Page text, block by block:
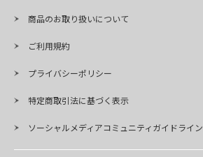
商品のお取り扱いについて
ご利用規約
プライバシーポリシー
特定商取引法に基づく表示
ソーシャルメディアコミュニティガイドライン